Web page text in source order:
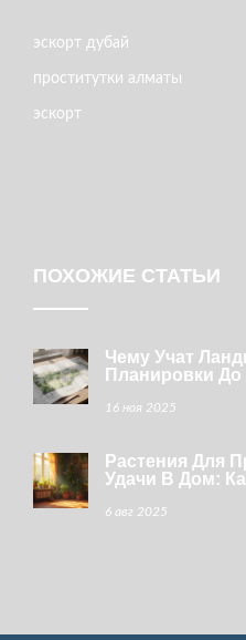
эскорт дубай
проститутки алматы
эскорт
ПОХОЖИЕ СТАТЬИ
Чему Учат
Планировки
16 ноя 2025
Растения Для
Удачи В Дом:
6 авг 2025